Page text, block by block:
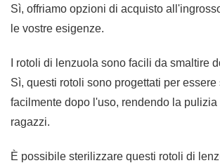
Sì, offriamo opzioni di acquisto
le vostre esigenze.
I rotoli di lenzuola sono facili da smaltire
Sì, questi rotoli sono progettati per essere
facilmente dopo l'uso, rendendo la pulizia
ragazzi.
È possibile sterilizzare questi rotoli di